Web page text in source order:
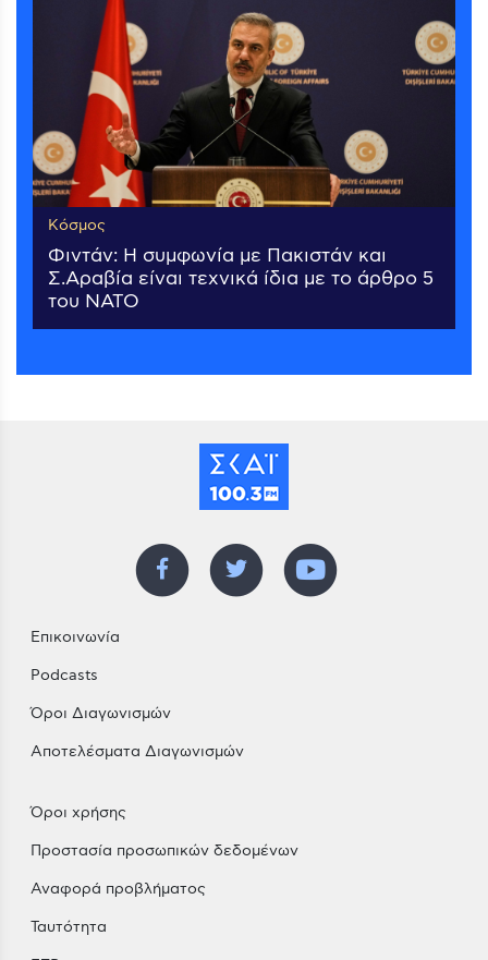
Κόσμος
Φιντάν: Η συμφωνία με Πακιστάν και
Σ.Αραβία είναι τεχνικά ίδια με το άρθρο 5
του ΝΑΤΟ
Επικοινωνία
Podcasts
Όροι Διαγωνισμών
Αποτελέσματα Διαγωνισμών
Όροι χρήσης
Προστασία προσωπικών δεδομένων
Αναφορά προβλήματος
Ταυτότητα